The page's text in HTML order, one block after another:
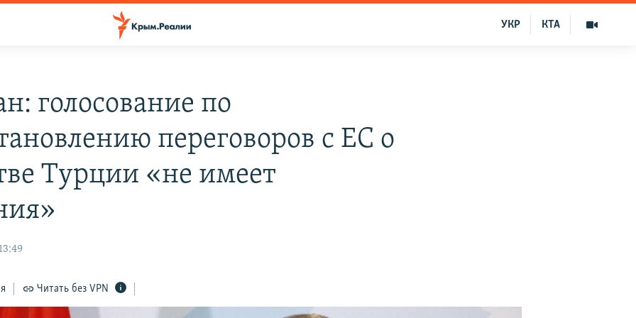
КТА
УКР
голосование по
переговоров с ЕС о
Турции «не имеет
Читать без VPN